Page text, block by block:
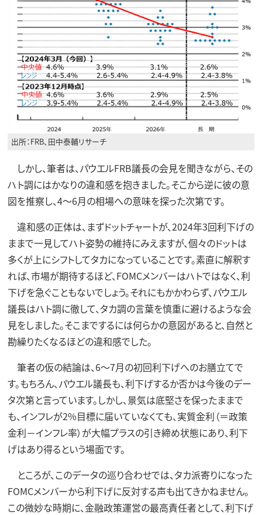
出所：FRB、田中泰輔リサーチ
しかし、筆者は、パウエルFRB議長の会見を聞きながら、その
ハト調にはかなりの違和感を抱きました。そこから逆に彼の意
図を推察し、4～6月の相場への意味を探った次第です。
違和感の正体は、まずドットチャートが、2024年3回利下げの
ままで一見してハト姿勢の維持にみえますが、個々のドットは
多くが上にシフトしてタカになっていることです。素直に解釈す
れば、市場が期待するほど、FOMCメンバーはハトではなく、利
下げを急ぐこともないでしょう。それにもかかわらず、パウエル
議長はハト調に徹して、タカ調の言葉を慎重に避けるような会
見をしました。そこまでするには何らかの意図があると、自然と
勘繰りたくなるほどの違和感でした。
筆者の仮の結論は、6～7月の初回利下げへのお膳立てで
す。もちろん、パウエル議長も、利下げするか否かは今後のデー
タ次第と言っています。しかし、景気は底堅さを保ったままで
も、インフレが2%目標に届いていなくても、実質金利（＝政策
金利－インフレ率）が大幅プラスの引き締め状態にあり、利下
げはあり得るという場面です。
ところが、このデータの巡り合わせでは、タカ派寄りになった
FOMCメンバーから利下げに反対する声も出てきかねません。
この微妙な時期に、金融政策運営の最高責任者として、利下げ